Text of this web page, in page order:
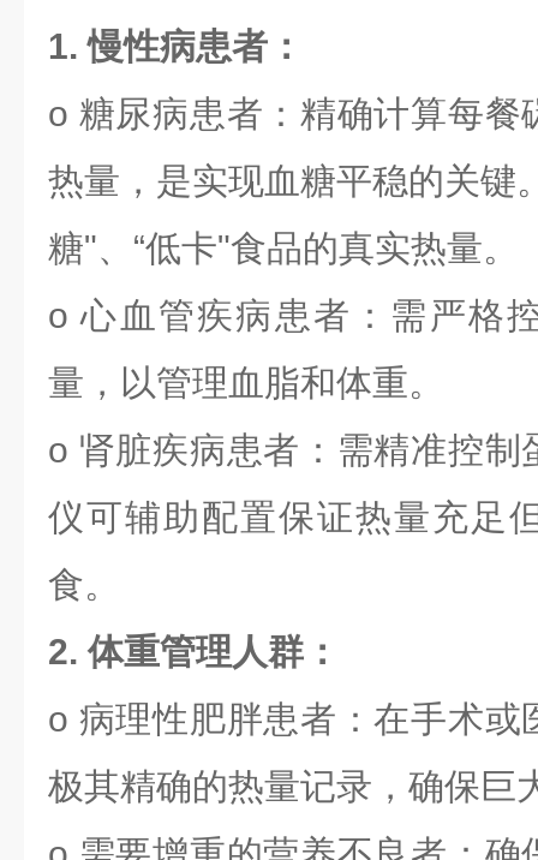
1. 慢性病患者：
o 糖尿病患者：精确计算每餐
热量，是实现血糖平稳的关键
糖"、“低卡"食品的真实热量。
o 心血管疾病患者：需严格
量，以管理血脂和体重。
o 肾脏疾病患者：需精准控制
仪可辅助配置保证热量充足
食。
2. 体重管理人群：
o 病理性肥胖患者：在手术或
极其精确的热量记录，确保巨